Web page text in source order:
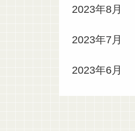
2023年8月
2023年7月
2023年6月